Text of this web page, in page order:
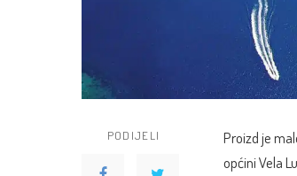
PODIJELI
Proizd je
općini Vela